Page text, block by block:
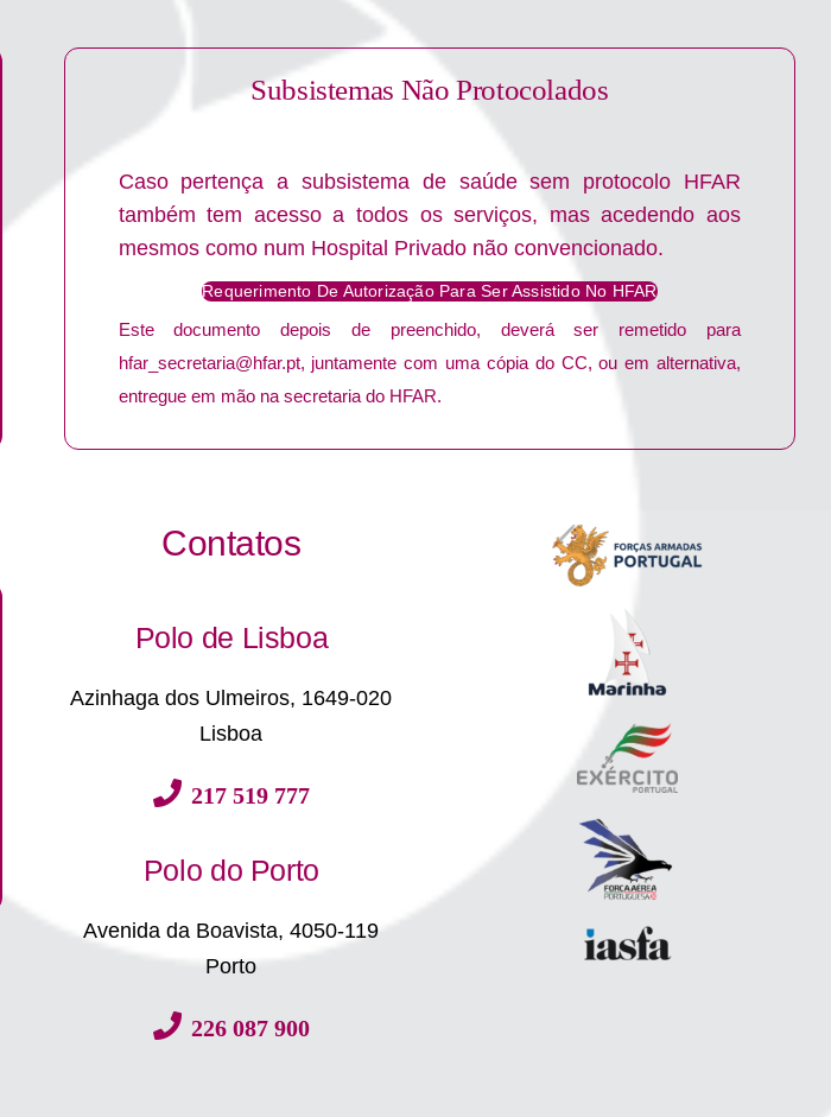
Subsistemas Não Protocolados
Caso pertença a subsistema de saúde sem protocolo HFAR
também tem acesso a todos os serviços, mas acedendo aos
mesmos como num Hospital Privado não convencionado.
Requerimento De Autorização Para Ser Assistido No HFAR
Este documento depois de preenchido, deverá ser remetido para
hfar_secretaria@hfar.pt, juntamente com uma cópia do CC, ou em alternativa,
entregue em mão na secretaria do HFAR.
Contatos
Polo de Lisboa
Azinhaga dos Ulmeiros, 1649-020
Lisboa
217 519 777
Polo do Porto
Avenida da Boavista, 4050-119
Porto
226 087 900